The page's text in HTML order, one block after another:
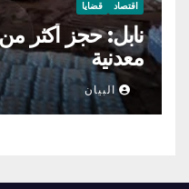
اقتصاد قضايا
معدنية
البيان